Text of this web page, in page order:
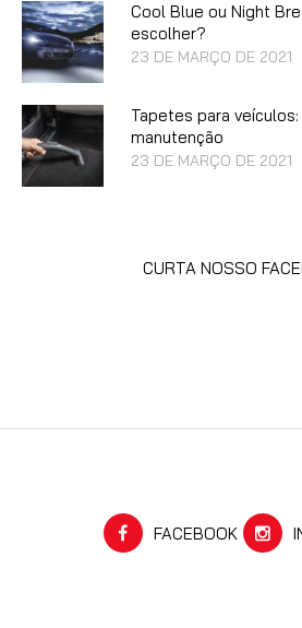
Cool Blue ou Night
escolher?
23 DE MARÇO DE 2021
Tapetes para
manutenção
23 DE MARÇO DE 2021
CURTA NOSSO
FACEBOOK